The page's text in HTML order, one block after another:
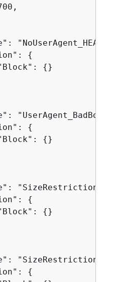
{
{}
{
{}
{
{}
{